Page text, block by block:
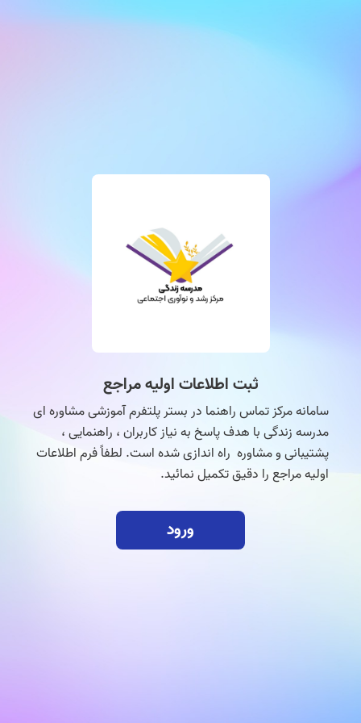
ثبت اطلاعات اولیه مراجع
سامانه مرکز تماس راهنما در بستر پلتفرم آموزشی مشاوره ای
مدرسه زندگی با هدف پاسخ به نیاز کاربران ، راهنمایی ،
پشتیبانی و مشاوره راه اندازی شده است. لطفاً فرم اطلاعات
اولیه مراجع را دقیق تکمیل نمائید.
ورود